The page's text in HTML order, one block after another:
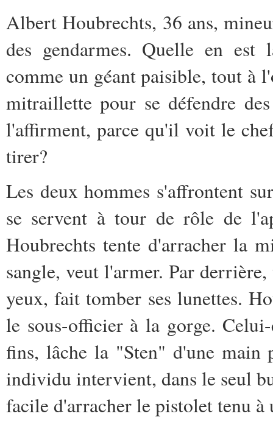
Albert Houbrechts, 36 ans,
des gendarmes. Quelle en
comme un géant paisible, tout à
mitraillette pour se défendre
l'affirment, parce qu'il voit le
tirer?
Les deux hommes s'affrontent
se servent à tour de rôle de
Houbrechts tente d'arracher la
sangle, veut l'armer. Par
yeux, fait tomber ses lunettes.
le sous-officier à la gorge.
fins, lâche la "Sten" d'une main
individu intervient, dans le seul
facile d'arracher le pistolet tenu à